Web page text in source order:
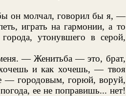
он молчал, говорил бы я, —
играть на гармонии, а то
утонувшего в серой,
— Женитьба — это, брат,
и как хочешь, — твоя
— городовым, горюй, воруй,
ее не поправишь... нет!